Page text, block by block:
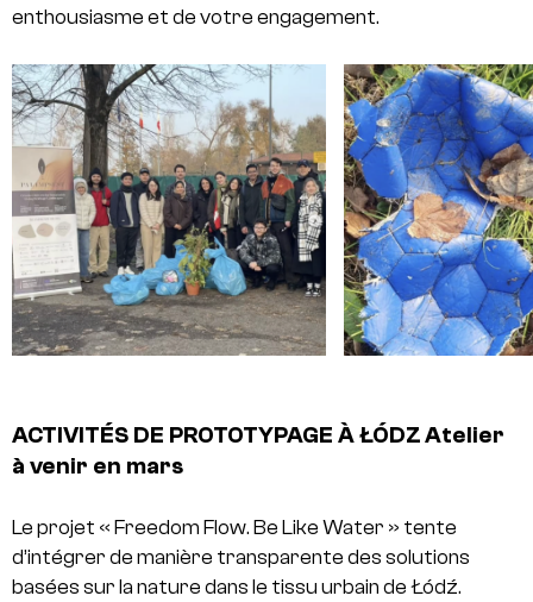
enthousiasme et de votre engagement.
ACTIVITÉS DE PROTOTYPAGE À ŁÓDZAtelier
à venir en mars
Le projet « Freedom Flow. Be Like Water » tente
d’intégrer de manière transparente des solutions
basées sur la nature dans le tissu urbain de Łódź.